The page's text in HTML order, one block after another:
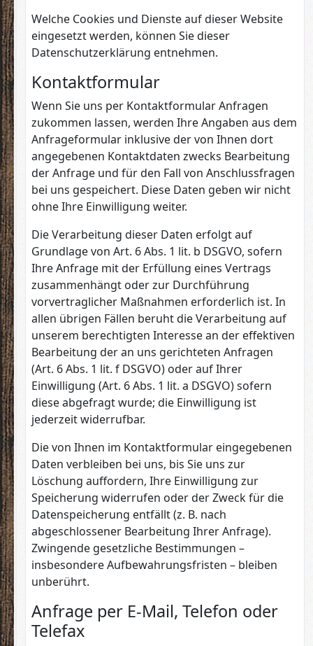
Welche Cookies und Dienste auf dieser Website
eingesetzt werden, können Sie dieser
Datenschutzerklärung entnehmen.
Kontaktformular
Wenn Sie uns per Kontaktformular Anfragen
zukommen lassen, werden Ihre Angaben aus dem
Anfrageformular inklusive der von Ihnen dort
angegebenen Kontaktdaten zwecks Bearbeitung
der Anfrage und für den Fall von Anschlussfragen
bei uns gespeichert. Diese Daten geben wir nicht
ohne Ihre Einwilligung weiter.
Die Verarbeitung dieser Daten erfolgt auf
Grundlage von Art. 6 Abs. 1 lit. b DSGVO, sofern
Ihre Anfrage mit der Erfüllung eines Vertrags
zusammenhängt oder zur Durchführung
vorvertraglicher Maßnahmen erforderlich ist. In
allen übrigen Fällen beruht die Verarbeitung auf
unserem berechtigten Interesse an der effektiven
Bearbeitung der an uns gerichteten Anfragen
(Art. 6 Abs. 1 lit. f DSGVO) oder auf Ihrer
Einwilligung (Art. 6 Abs. 1 lit. a DSGVO) sofern
diese abgefragt wurde; die Einwilligung ist
jederzeit widerrufbar.
Die von Ihnen im Kontaktformular eingegebenen
Daten verbleiben bei uns, bis Sie uns zur
Löschung auffordern, Ihre Einwilligung zur
Speicherung widerrufen oder der Zweck für die
Datenspeicherung entfällt (z. B. nach
abgeschlossener Bearbeitung Ihrer Anfrage).
Zwingende gesetzliche Bestimmungen –
insbesondere Aufbewahrungsfristen – bleiben
unberührt.
Anfrage per E-Mail, Telefon oder
Telefax